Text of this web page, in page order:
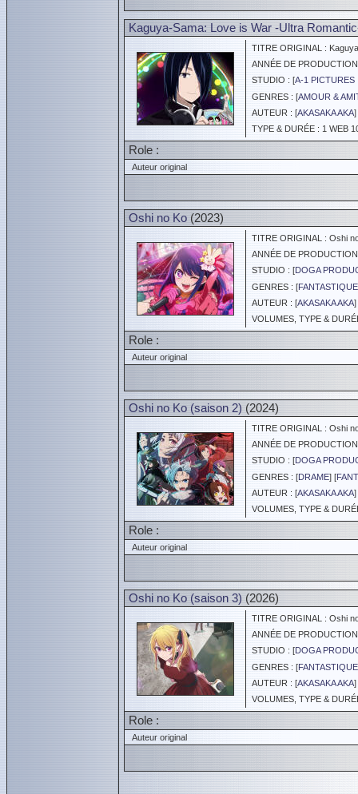
Kaguya-Sama: Love is War -Ultra
TITRE ORIGINAL :
ANNÉE DE
STUDIO : [A-1 PICTURES
GENRES : [AMOUR &
AUTEUR : [AKASAKA AKA]
TYPE & DURÉE : 1 WEB
Role :
Auteur original
Oshi no Ko (2023)
TITRE ORIGINAL : Oshi
ANNÉE DE
STUDIO : [DOGA
GENRES : [
AUTEUR : [AKASAKA AKA]
VOLUMES, TYPE &
Role :
Auteur original
Oshi no Ko (saison 2) (2024)
TITRE ORIGINAL : Oshi
ANNÉE DE
STUDIO : [DOGA
GENRES : [DRAME] [
AUTEUR : [AKASAKA AKA]
VOLUMES, TYPE &
Role :
Auteur original
Oshi no Ko (saison 3) (2026)
TITRE ORIGINAL : Oshi
ANNÉE DE
STUDIO : [DOGA
GENRES : [
AUTEUR : [AKASAKA AKA]
VOLUMES, TYPE &
Role :
Auteur original